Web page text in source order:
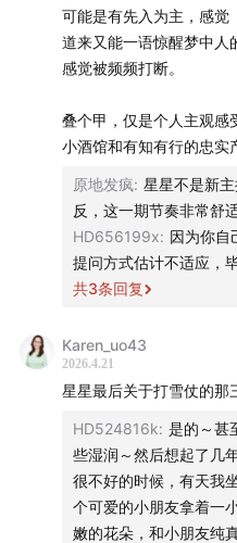
伊顿公学：英国著名
年创立。2024年，英国顶
统一配发只能打电话和发
前针对新生群体执行。
代际创伤 ：指创伤经
到下一代的现象。
Token：大型语言模
45:35
Rockefeller），美国实业
纪第一个亿万富翁，被称
屋大维
：盖乌斯·尤
第一位皇帝。
🎧 往期节目
可能是有先入为主，感觉
道来又能一语惊醒梦中人
感觉被频频打断。
叠个甲，仅是个人主观感
小酒馆和有知有行的忠实
原地发疯: 星星不是新
反，这一期节奏非常舒
HD656199x: 因为你自
提问方式估计不适应，
共3条回复
Karen_uo43
2026.4.21
星星最后关于打雪仗的那
HD524816k: 是的～甚
些湿润～然后想起了几
很不好的时候，有天我
个可爱的小朋友拿着一
嫩的花朵，和小朋友纯